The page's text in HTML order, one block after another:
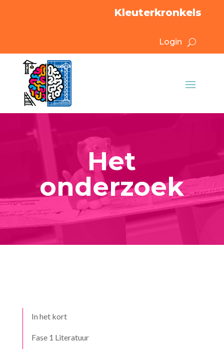
Kleuterkronkels
Login
Het
onderzoek
In het kort
Fase 1 Literatuur